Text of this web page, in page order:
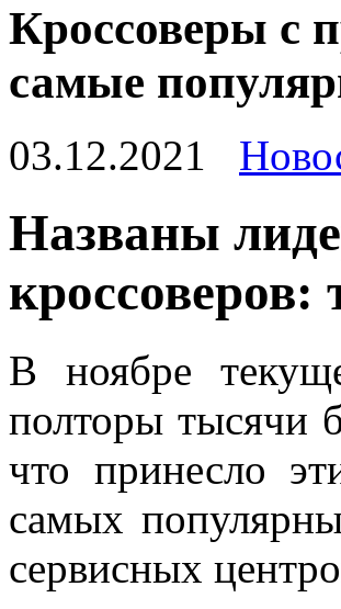
Кроссоверы с
самые
03.12.2021
Нaзвaны
кроссоверов:
В ноябре
полторы тысячи
что принесло
самых
сервисных